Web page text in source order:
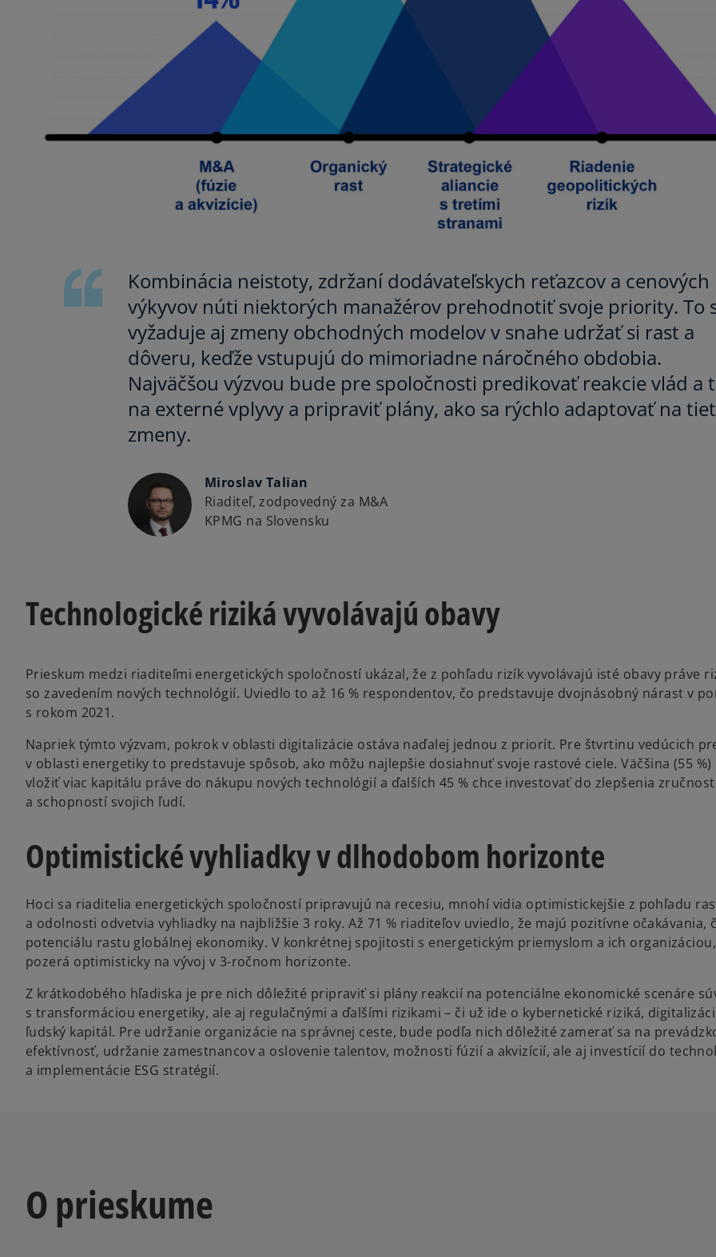
Kombinácia neistoty, zdržaní dodávateľskych reťazcov a cenových
výkyvov núti niektorých manažérov prehodnotiť svoje priority. To
vyžaduje aj zmeny obchodných modelov v snahe udržať si rast a
dôveru, keďže vstupujú do mimoriadne náročného obdobia.
Najväčšou výzvou bude pre spoločnosti predikovať reakcie vlád a
na externé vplyvy a pripraviť plány, ako sa rýchlo adaptovať na
zmeny.
Miroslav Talian
Riaditeľ, zodpovedný za M&A
KPMG na Slovensku
Technologické riziká vyvolávajú obavy
Prieskum medzi riaditeľmi energetických spoločností ukázal, že z pohľadu rizík vyvolávajú isté obavy práve
so zavedením nových technológií. Uviedlo to až 16 % respondentov, čo predstavuje dvojnásobný nárast v
s rokom 2021.
Napriek týmto výzvam, pokrok v oblasti digitalizácie ostáva naďalej jednou z priorít. Pre štvrtinu vedúcich
v oblasti energetiky to predstavuje spôsob, ako môžu najlepšie dosiahnuť svoje rastové ciele. Väčšina (55 %)
vložiť viac kapitálu práve do nákupu nových technológií a ďalších 45 % chce investovať do zlepšenia
a schopností svojich ľudí.
Optimistické vyhliadky v dlhodobom horizonte
Hoci sa riaditelia energetických spoločností pripravujú na recesiu, mnohí vidia optimistickejšie z pohľadu
a odolnosti odvetvia vyhliadky na najbližšie 3 roky. Až 71 % riaditeľov uviedlo, že majú pozitívne očakávania,
potenciálu rastu globálnej ekonomiky. V konkrétnej spojitosti s energetickým priemyslom a ich organizáciou,
pozerá optimisticky na vývoj v 3-ročnom horizonte.
Z krátkodobého hľadiska je pre nich dôležité pripraviť si plány reakcií na potenciálne ekonomické scenáre
s transformáciou energetiky, ale aj regulačnými a ďalšími rizikami – či už ide o kybernetické riziká,
ľudský kapitál. Pre udržanie organizácie na správnej ceste, bude podľa nich dôležité zamerať sa na
efektívnosť, udržanie zamestnancov a oslovenie talentov, možnosti fúzií a akvizícií, ale aj investícií do
a implementácie ESG stratégií.
O prieskume